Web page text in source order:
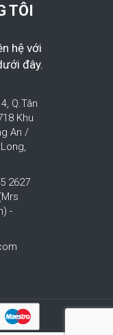
TÔI
hệ với
đây.
Q.Tân
Khu
An /
2627
-